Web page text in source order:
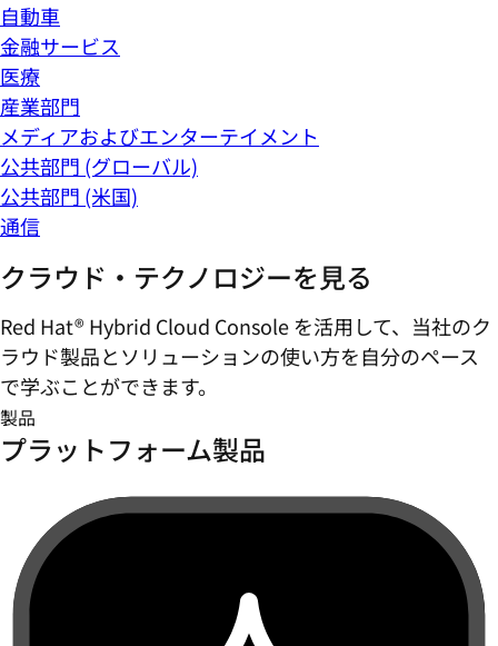
自動車
金融サービス
医療
産業部門
メディアおよびエンターテイメント
公共部門 (グローバル)
公共部門 (米国)
通信
クラウド・テクノロジーを見る
Red Hat® Hybrid Cloud Console を活用して、当社のク
ラウド製品とソリューションの使い方を自分のペース
で学ぶことができます。
製品
プラットフォーム製品